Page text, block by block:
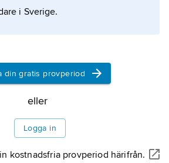
i Sverige.
din gratis provperiod
eller
Logga in
kostnadsfria provperiod härifrån.